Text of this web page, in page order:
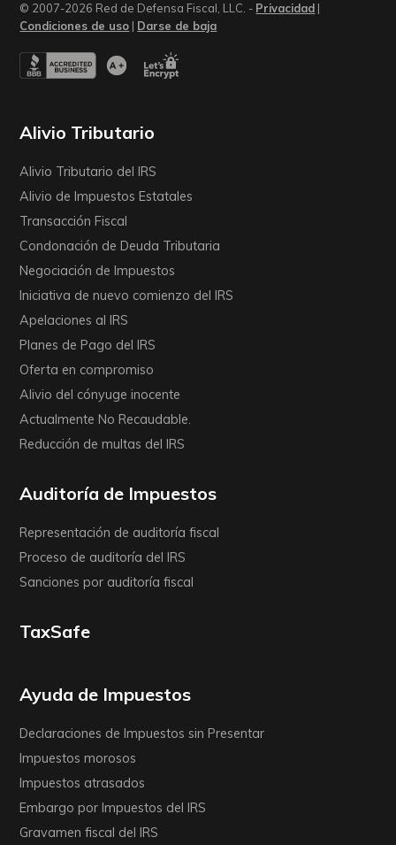
© 2007-2026 Red de Defensa Fiscal, LLC. - Privacidad |
Condiciones de uso | Darse de baja
Alivio Tributario
Alivio Tributario del IRS
Alivio de Impuestos Estatales
Transacción Fiscal
Condonación de Deuda Tributaria
Negociación de Impuestos
Iniciativa de nuevo comienzo del IRS
Apelaciones al IRS
Planes de Pago del IRS
Oferta en compromiso
Alivio del cónyuge inocente
Actualmente No Recaudable.
Reducción de multas del IRS
Auditoría de Impuestos
Representación de auditoría fiscal
Proceso de auditoría del IRS
Sanciones por auditoría fiscal
TaxSafe
Ayuda de Impuestos
Declaraciones de Impuestos sin Presentar
Impuestos morosos
Impuestos atrasados
Embargo por Impuestos del IRS
Gravamen fiscal del IRS